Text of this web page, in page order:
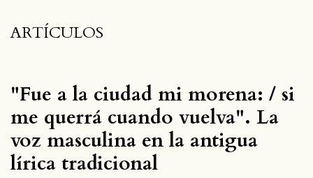
ARTÍCULOS
"Fue a la ciudad mi morena: / si
me querrá cuando vuelva". La
voz masculina en la antigua
lírica tradicional